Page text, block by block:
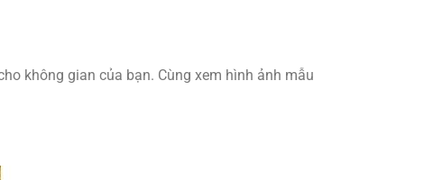
không gian của bạn. Cùng xem hình ảnh mẫu